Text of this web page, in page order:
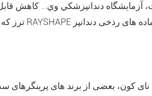
کون، بعضی از برند های پرینگرهای